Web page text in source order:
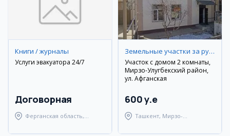
Книги / журналы
Услуги эвакуатора 24/7
Договорная
Ферганская область,
Земельные участки за рубежом
Участок с домом 2 комнаты,
Мирзо-Улугбекский район,
ул. Афганская
600 y.e
Ташкент, Мирзо-